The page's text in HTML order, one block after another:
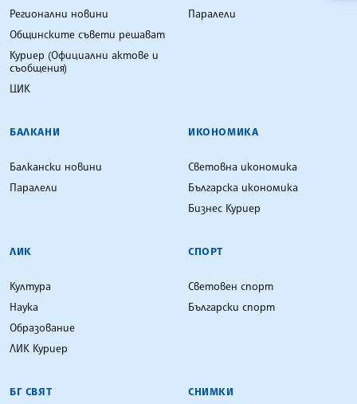
Регионални новини
Общинските съвети решават
Куриер (Официални актове и
съобщения)
ЦИК
Паралели
БАЛКАНИ
Балкански новини
Паралели
ИКОНОМИКА
Световна икономика
Българска икономика
Бизнес Куриер
ЛИК
Култура
Наука
Образование
ЛИК Куриер
СПОРТ
Световен спорт
Български спорт
БГ СВЯТ СНИМКИ